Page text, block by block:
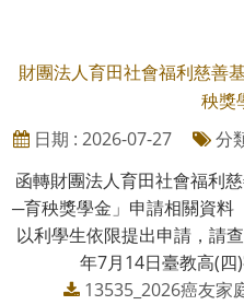
財團法人育田社會福利慈善
秧獎
日期 : 2026-07-27
分
函轉財團法人育田社會福利
─育秧獎學金」申請相關資料
以利學生依限提出申請，請
年7月14日臺教高(四
13535_2026癌友家